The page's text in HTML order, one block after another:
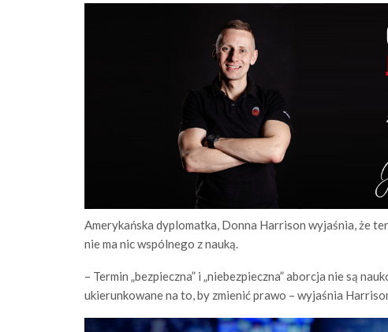
Amerykańska dyplomatka, Donna Harrison wyjaśnia, że
nie ma nic wspólnego z nauką.
– Termin „bezpieczna” i „niebezpieczna” aborcja nie są
ukierunkowane na to, by zmienić prawo – wyjaśnia